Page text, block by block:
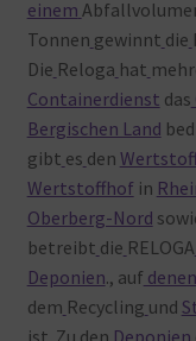
einem
Tonnen gewinnt die
Die Reloga hat
Containerdienst das
Bergischen Land
gibt es den
Wertstoffhof in
Oberberg-Nord
betreibt die RELOGA
Deponien., auf denen
dem Recycling und